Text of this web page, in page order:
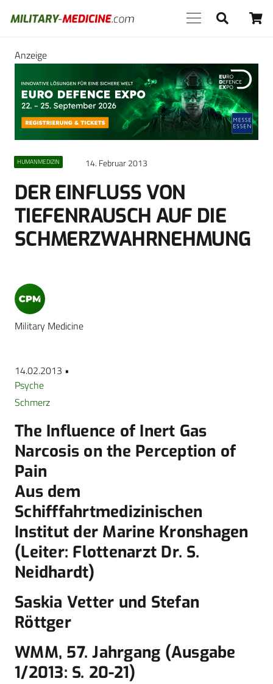
Anzeige
HUMANMEDIZIN 14. Februar 2013
DER EINFLUSS VON
TIEFENRAUSCH AUF DIE
SCHMERZWAHRNEHMUNG
Military Medicine
14.02.2013 •
Psyche
Schmerz
The Influence of Inert Gas
Narcosis on the Perception of
Pain
Aus dem
Schifffahrtmedizinischen
Institut der Marine Kronshagen
(Leiter: Flottenarzt Dr. S.
Neidhardt)
Saskia Vetter und Stefan
Röttger
WMM, 57. Jahrgang (Ausgabe
1/2013: S. 20-21)